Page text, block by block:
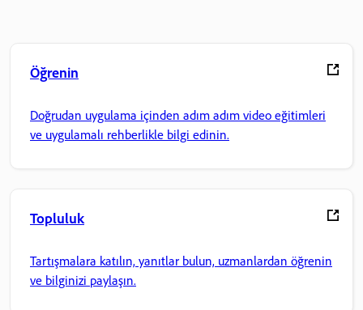
Öğrenin
Doğrudan uygulama içinden adım adım video eğitimleri
ve uygulamalı rehberlikle bilgi edinin.
Topluluk
Tartışmalara katılın, yanıtlar bulun, uzmanlardan öğrenin
ve bilginizi paylaşın.